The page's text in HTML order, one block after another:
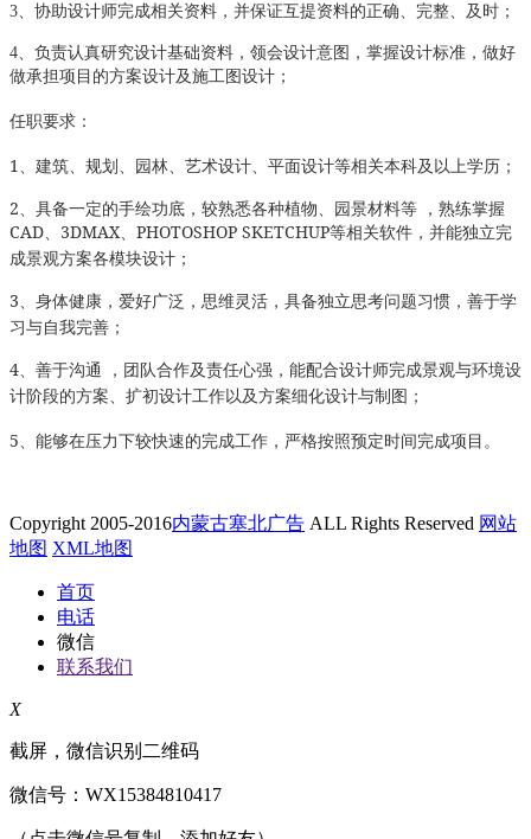
3 、协助设计师完成相关资料，并保证互提资料的正确、完整、及时；
4 、负责认真研究设计基础资料，领会设计意图，掌握设计标准，做好
做承担项目的方案设计及施工图设计；
任职要求：
1、建筑、规划、园林、艺术设计、平面设计等相关本科及以上学历；
2、具备一定的手绘功底，较熟悉各种植物、园景材料等 ，熟练掌握
CAD、 3DMAX、 PHOTOSHOP SKETCHUP等相关软件，并能独立完
成景观方案各模块设计；
3、身体健康，爱好广泛，思维灵活，具备独立思考问题习惯，善于学
习与自我完善；
4、善于沟通 ，团队合作及责任心强，能配合设计师完成景观与环境设
计阶段的方案、扩初设计工作以及方案细化设计与制图；
5、能够在压力下较快速的完成工作，严格按照预定时间完成项目。
Copyright 2005-2016内蒙古塞北广告 ALL Rights Reserved 网站
地图 XML地图
首页
电话
微信
联系我们
X
截屏，微信识别二维码
微信号： WX15384810417